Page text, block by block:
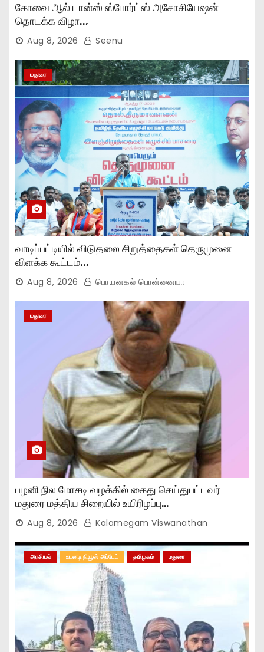
கோவை ஆல் டான்ஸ் ஸ்போர்ட்ஸ் அசோசியேஷன்
தொடக்க விழா..,
Aug 8, 2026 Seenu
மதுரை
வாடிப்பட்டியில் விடுதலை சிறுத்தைகள் தெருமுனை
விளக்க கூட்டம்..,
Aug 8, 2026 பொ.பனகல் பொன்னையா
மதுரை
பழனி நில மோசடி வழக்கில் கைது செய்துபட்டவர்
மதுரை மத்திய சிறையில் உயிரிழப்பு…
Aug 8, 2026 Kalamegam Viswanathan
அரசியல் உடனடி நியூஸ் அப்டேட் தமிழகம் மதுரை